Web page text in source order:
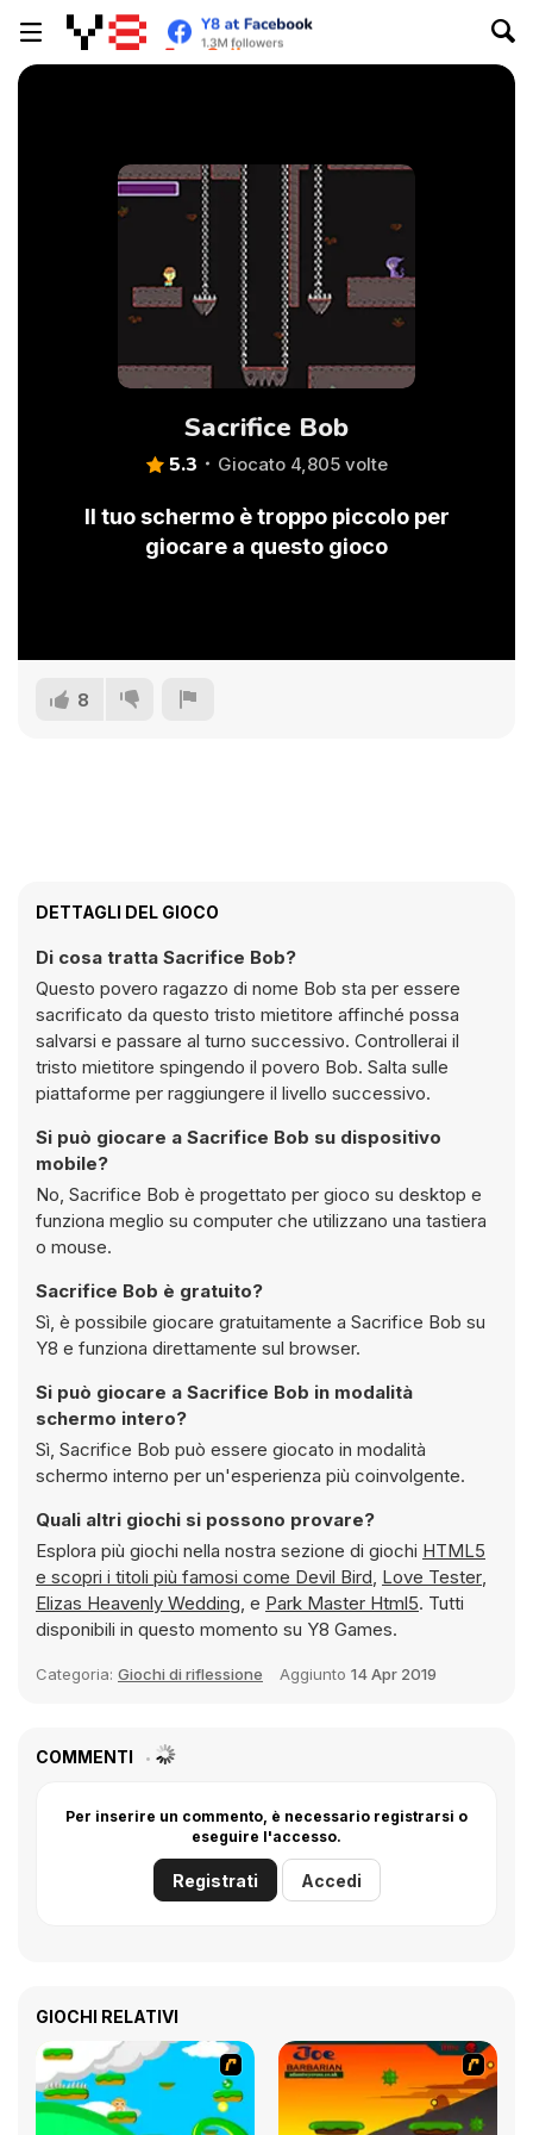
Sacrifice Bob
5.3 Giocato 4,805 volte
Il tuo schermo è troppo piccolo per
giocare a questo gioco
8
DETTAGLI DEL GIOCO
Di cosa tratta Sacrifice Bob?
Questo povero ragazzo di nome Bob sta per essere
sacrificato da questo tristo mietitore affinché possa
salvarsi e passare al turno successivo. Controllerai il
tristo mietitore spingendo il povero Bob. Salta sulle
piattaforme per raggiungere il livello successivo.
Si può giocare a Sacrifice Bob su dispositivo
mobile?
No, Sacrifice Bob è progettato per gioco su desktop e
funziona meglio su computer che utilizzano una tastiera
o mouse.
Sacrifice Bob è gratuito?
Sì, è possibile giocare gratuitamente a Sacrifice Bob su
Y8 e funziona direttamente sul browser.
Si può giocare a Sacrifice Bob in modalità
schermo intero?
Sì, Sacrifice Bob può essere giocato in modalità
schermo interno per un'esperienza più coinvolgente.
Quali altri giochi si possono provare?
Esplora più giochi nella nostra sezione di giochi HTML5
e scopri i titoli più famosi come Devil Bird, Love Tester,
Elizas Heavenly Wedding, e Park Master Html5. Tutti
disponibili in questo momento su Y8 Games.
Categoria: Giochi di riflessione Aggiunto 14 Apr 2019
COMMENTI
Per inserire un commento, è necessario registrarsi o
eseguire l'accesso.
Registrati Accedi
GIOCHI RELATIVI